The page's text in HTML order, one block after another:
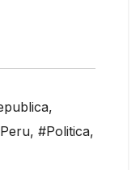
,
, #Politica,